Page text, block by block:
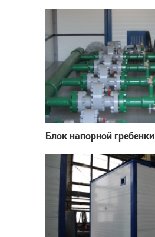
Блок напорной гребенки